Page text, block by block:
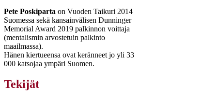
Pete Poskiparta on Vuoden Taikuri 2014
Suomessa sekä kansainvälisen Dunninger
Memorial Award 2019 palkinnon voittaja
(mentalismin arvostetuin palkinto
maailmassa).
Hänen kiertueensa ovat keränneet jo yli 33
000 katsojaa ympäri Suomen.
Tekijät